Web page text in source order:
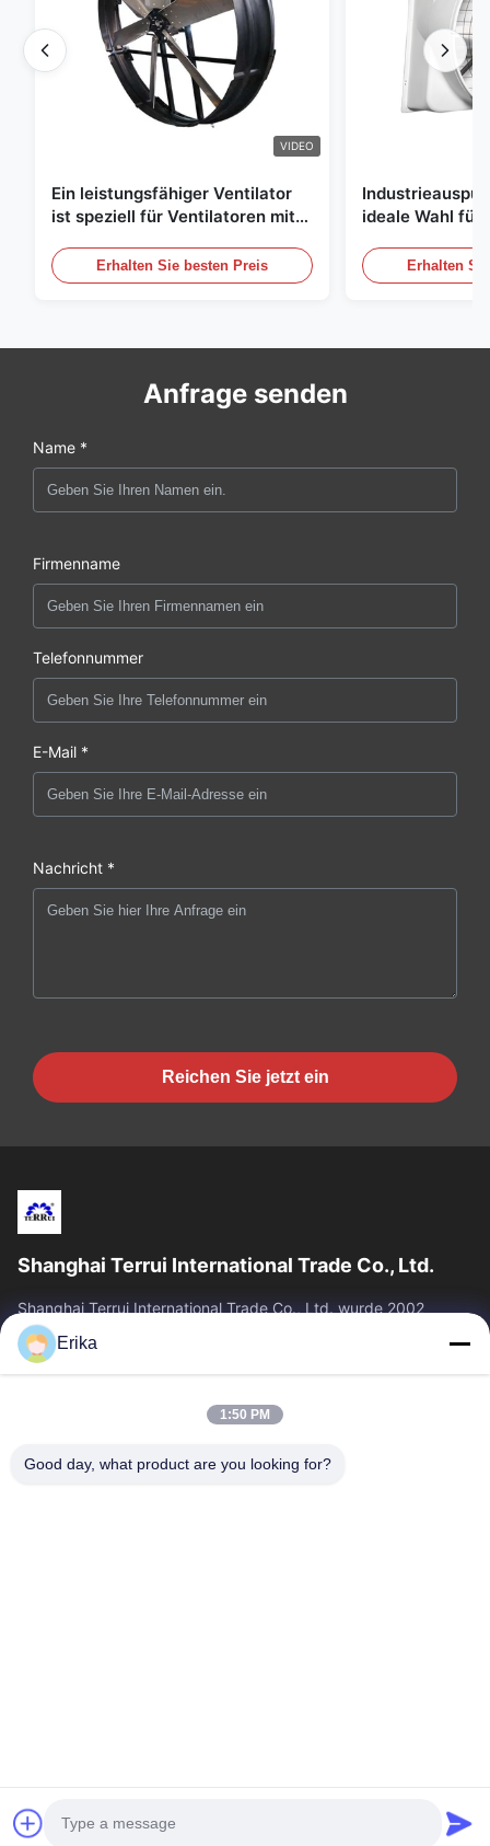
VIDEO
Ein leistungsfähiger Ventilator
ist speziell für Ventilatoren mit
mm und einem Luftvolumen von
120000 m3/h entwickelt.
Erhalten Sie besten Preis
ideale Wahl für
Erhalten
Anfrage senden
Name *
Firmenname
Telefonnummer
E-Mail *
Nachricht *
Reichen Sie jetzt ein
Shanghai Terrui International Trade Co., Ltd.
Shanghai Terrui International Trade Co., Ltd. wurde 2002
gegründet und ist auf die Entwicklung, Herstellung und den
Verkauf von Viehausrüstung...
Schnelllinks
Produkte
Über Uns
Qualitätskontrolle
Erika
1:50 PM
Good day, what product are you looking for?